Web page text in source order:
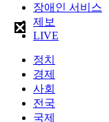
장애인 서비스
제보
LIVE
정치
경제
사회
전국
국제